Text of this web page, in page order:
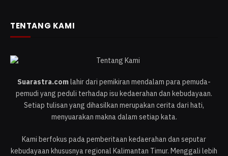
TENTANG KAMI
Suarastra.comlahir dari pemikiran mendalam para pemuda-
pemudi yang peduli terhadap isu kedaerahan dan kebudayaan.
Setiap tulisan yang dihasilkan merupakan cerita dari hati,
menyuarakan makna dalam setiap kata.
Kami berfokus pada pemberitaan kedaerahan dan seputar
kebudayaan khususnya regional Kalimantan Timur. Menggali lebih